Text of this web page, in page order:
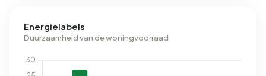
Energielabels
Duurzaamheid van de woningvoorraad